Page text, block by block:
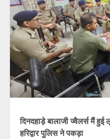
दिनदहाड़े बालाजी ज्वैलर्स मैं
हरिद्वार पुलिस ने पकड़ा